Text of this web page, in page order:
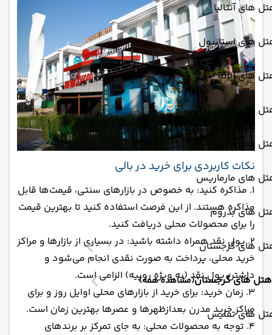
های آنتالیا
های استانبول
های آلانیا
های کوش آداسی
های ازمیر
های مارماریس
های بدروم
های گرجستان
هتل های گرجستان(مشاهده همه)
های تفلیس
نکات کاربردی برای خرید در بالی
1. مذاکره کنید: به خصوص در بازارهای سنتی، قیمت‌ها قابل
مذاکره هستند. از این فرصت استفاده کنید تا بهترین قیمت
را برای محصولات محلی دریافت کنید.
2. پول نقد همراه داشته باشید: در بسیاری از بازارها و مراکز
خرید محلی، پرداخت به صورت نقدی انجام می‌شود و
داشتن پول نقد (به ویژه روپیه) الزامی است.
3. زمان خرید: برای خرید از بازارهای محلی اوایل روز و برای
مراکز خرید مدرن بعدازظهرها و عصرها بهترین زمان است.
4. توجه به محصولات محلی: به جای تمرکز بر برندهای